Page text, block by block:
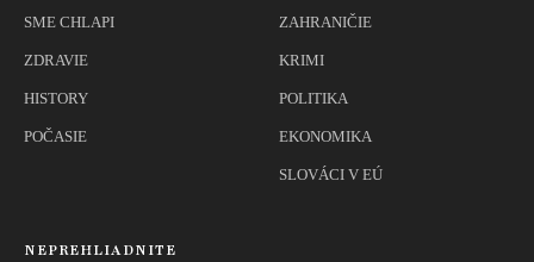
SME CHLAPI
ZDRAVIE
HISTORY
POČASIE
ZAHRANIČIE
KRIMI
POLITIKA
EKONOMIKA
SLOVÁCI V EÚ
NEPREHLIADNITE